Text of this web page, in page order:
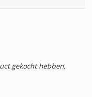
gekocht hebben,